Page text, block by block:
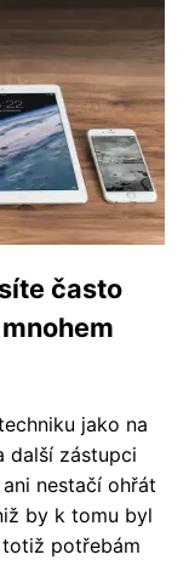
často
jako na
další zástupci
nestačí ohřát
by k tomu byl
potřebám